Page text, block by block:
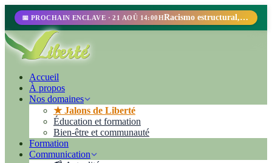
📅 PROCHAIN ENCLAVE · 21 AOÛ 14:00H Racismo estructural, perfilamiento racial y abolicionismo carcelario.
Accueil
À propos
Nos domaines
★ Jalons de Liberté
Éducation et formation
Bien-être et communauté
Formation
Communication